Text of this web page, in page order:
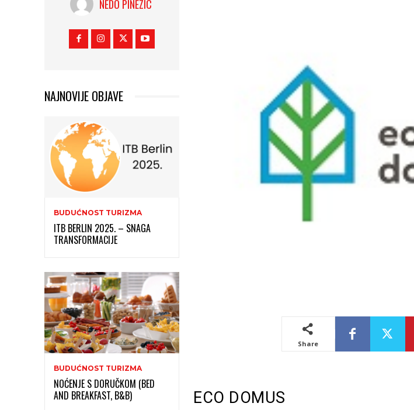
NEDO PINEZIC
NAJNOVIJE OBJAVE
BUDUĆNOST TURIZMA
ITB BERLIN 2025. – SNAGA
TRANSFORMACIJE
BUDUĆNOST TURIZMA
NOĆENJE S DORUČKOM (BED
AND BREAKFAST, B&B)
Share
ECO DOMUS